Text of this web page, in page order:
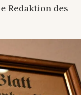
Redaktion des